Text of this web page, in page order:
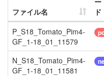
ファイル名
ド
P_S18_Tomato_Pim4-
GF_1-18_01_11579
N_S18_Tomato_Pim4-
GF_1-18_01_11581